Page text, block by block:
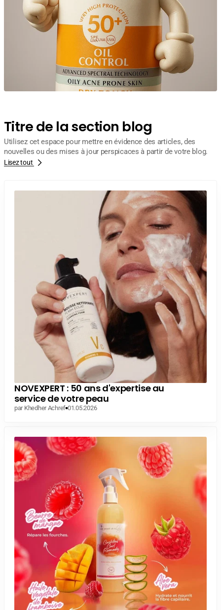
Titre de la section blog
Utilisez cet espace pour mettre en évidence des articles, des
nouvelles ou des mises à jour perspicaces à partir de votre blog.
Lisez tout
NOVEXPERT : 50 ans d'expertise au
service de votre peau
par Khedher Achref 01.05.2026